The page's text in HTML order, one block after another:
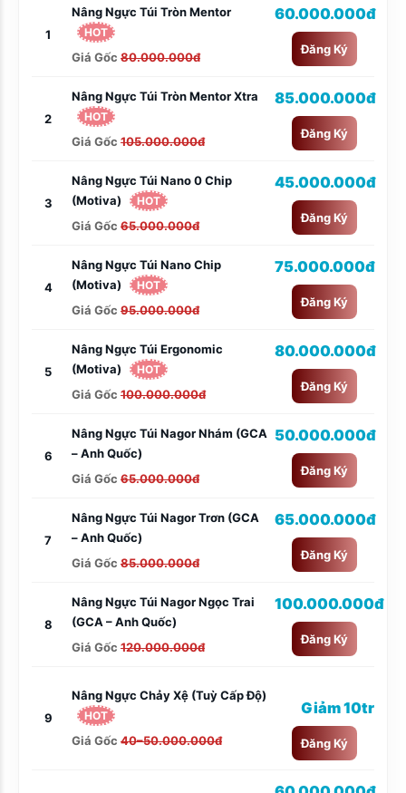
1
Nâng Ngực Túi Tròn Mentor
HOT
Giá Gốc 80.000.000đ
60.000.000đ
Đăng Ký
2
Nâng Ngực Túi Tròn Mentor Xtra
HOT
Giá Gốc 105.000.000đ
85.000.000đ
Đăng Ký
3
Nâng Ngực Túi Nano 0 Chip
(Motiva)
HOT
Giá Gốc 65.000.000đ
45.000.000đ
Đăng Ký
4
Nâng Ngực Túi Nano Chip
(Motiva)
HOT
Giá Gốc 95.000.000đ
75.000.000đ
Đăng Ký
5
Nâng Ngực Túi Ergonomic
(Motiva)
HOT
Giá Gốc 100.000.000đ
80.000.000đ
Đăng Ký
6
Nâng Ngực Túi Nagor Nhám (GCA
– Anh Quốc)
Giá Gốc 65.000.000đ
50.000.000đ
Đăng Ký
7
Nâng Ngực Túi Nagor Trơn (GCA
– Anh Quốc)
Giá Gốc 85.000.000đ
65.000.000đ
Đăng Ký
8
Nâng Ngực Túi Nagor Ngọc Trai
(GCA – Anh Quốc)
Giá Gốc 120.000.000đ
100.000.000đ
Đăng Ký
9
Nâng Ngực Chảy Xệ (tuỳ Cấp Độ)
HOT
Giá Gốc 40–50.000.000đ
Giảm 10tr
Đăng Ký